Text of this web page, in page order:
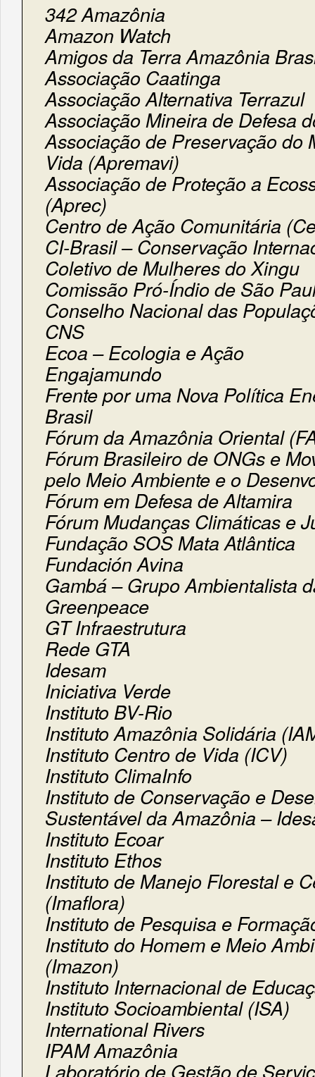
342 Amazônia
Amazon Watch
Amigos da Terra Amazônia
Associação Caatinga
Associação Alternativa Terrazul
Associação Mineira de Defesa
Associação de Preservação do
Vida (Apremavi)
Associação de Proteção a
(Aprec)
Centro de Ação Comunitária
CI-Brasil – Conservação
Coletivo de Mulheres do Xingu
Comissão Pró-Índio de São
Conselho Nacional das
CNS
Ecoa – Ecologia e Ação
Engajamundo
Frente por uma Nova Política
Brasil
Fórum da Amazônia Oriental
Fórum Brasileiro de ONGs e
pelo Meio Ambiente e o
Fórum em Defesa de Altamira
Fórum Mudanças Climáticas e
Fundação SOS Mata Atlântica
Fundación Avina
Gambá – Grupo Ambientalista
Greenpeace
GT Infraestrutura
Rede GTA
Idesam
Iniciativa Verde
Instituto BV-Rio
Instituto Amazônia Solidária
Instituto Centro de Vida (ICV)
Instituto ClimaInfo
Instituto de Conservação e
Sustentável da Amazônia –
Instituto Ecoar
Instituto Ethos
Instituto de Manejo Florestal e
(Imaflora)
Instituto de Pesquisa e
Instituto do Homem e Meio
(Imazon)
Instituto Internacional de
Instituto Socioambiental (ISA)
International Rivers
IPAM Amazônia
Laboratório de Gestão de